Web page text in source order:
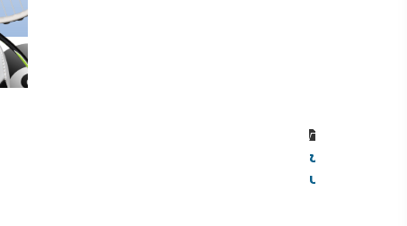
ข่าว
ประชาสัมพันธ์